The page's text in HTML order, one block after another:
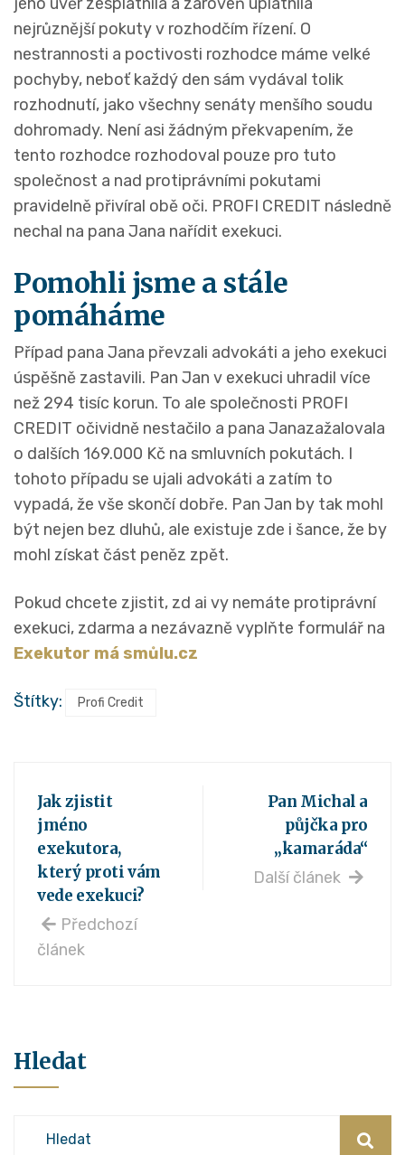
nejrůznější pokuty v rozhodčím řízení. O
nestrannosti a poctivosti rozhodce máme velké
pochyby, neboť každý den sám vydával tolik
rozhodnutí, jako všechny senáty menšího soudu
dohromady. Není asi žádným překvapením, že
tento rozhodce rozhodoval pouze pro tuto
společnost a nad protiprávními pokutami
pravidelně přivíral obě oči. PROFI CREDIT následně
nechal na pana Jana nařídit exekuci.
Pomohli jsme a stále
pomáháme
Případ pana Jana převzali advokáti a jeho exekuci
úspěšně zastavili. Pan Jan v exekuci uhradil více
než 294 tisíc korun. To ale společnosti PROFI
CREDIT očividně nestačilo a pana Janazažalovala
o dalších 169.000 Kč na smluvních pokutách. I
tohoto případu se ujali advokáti a zatím to
vypadá, že vše skončí dobře. Pan Jan by tak mohl
být nejen bez dluhů, ale existuje zde i šance, že by
mohl získat část peněz zpět.
Pokud chcete zjistit, zd ai vy nemáte protiprávní
exekuci, zdarma a nezávazně vyplňte formulář na
Exekutor má smůlu.cz
Štítky: Profi Credit
Jak zjistit
jméno
exekutora,
který proti vám
vede exekuci?
Předchozí
článek
Pan Michal a
půjčka pro
„kamaráda“
Další článek
Hledat